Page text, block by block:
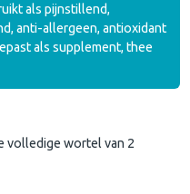
als pijnstillend,
anti-allergeen, antioxidant
als supplement, thee
volledige wortel van 2